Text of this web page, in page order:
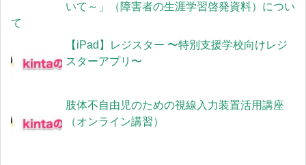
いて～」（障害者の生涯学習啓発資料）につい
て
【iPad】レジスター 〜特別支援学校向けレジ
スターアプリ〜
肢体不自由児のための視線入力装置活用講座
（オンライン講習）